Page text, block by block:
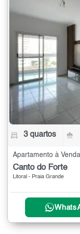
3 quartos
Apartamento à
Canto do Forte
Litoral - Praia Grande